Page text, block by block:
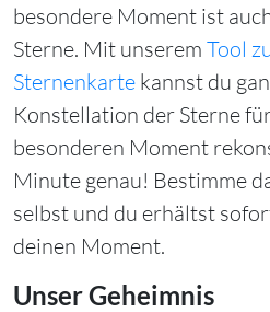
besondere Moment ist
Sterne. Mit unserem Tool
Sternenkarte kannst du
Konstellation der Sterne
besonderen Moment
Minute genau! Bestimme
selbst und du erhältst
deinen Moment.
Unser Geheimnis